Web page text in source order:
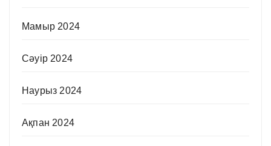
Мамыр 2024
Сәуір 2024
Наурыз 2024
Ақпан 2024